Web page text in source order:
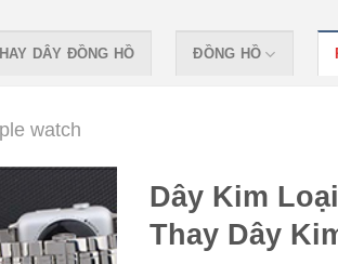
DÂY ĐỒNG HỒ ĐỒNG HỒ
watch
Dây Kim
Thay Dây